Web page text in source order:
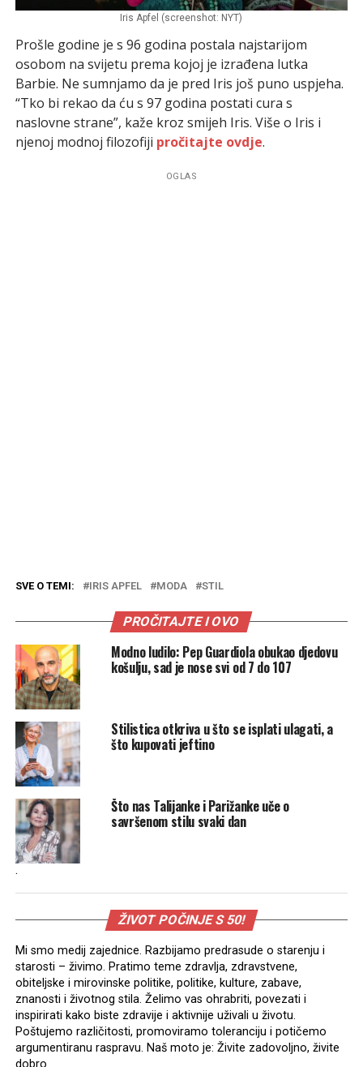
Iris Apfel (screenshot: NYT)
Prošle godine je s 96 godina postala najstarijom
osobom na svijetu prema kojoj je izrađena lutka
Barbie. Ne sumnjamo da je pred Iris još puno uspjeha.
“Tko bi rekao da ću s 97 godina postati cura s
naslovne strane”, kaže kroz smijeh Iris. Više o Iris i
njenoj modnoj filozofiji pročitajte ovdje.
OGLAS
SVE O TEMI: IRIS APFEL MODA STIL
PROČITAJTE I OVO
Modno ludilo: Pep Guardiola obukao djedovu
košulju, sad je nose svi od 7 do 107
Stilistica otkriva u što se isplati ulagati, a
što kupovati jeftino
Što nas Talijanke i Parižanke uče o
savršenom stilu svaki dan
.
ŽIVOT POČINJE S 50!
Mi smo medij zajednice. Razbijamo predrasude o starenju i
starosti – živimo. Pratimo teme zdravlja, zdravstvene,
obiteljske i mirovinske politike, politike, kulture, zabave,
znanosti i životnog stila. Želimo vas ohrabriti, povezati i
inspirirati kako biste zdravije i aktivnije uživali u životu.
Poštujemo različitosti, promoviramo toleranciju i potičemo
argumentiranu raspravu. Naš moto je: Živite zadovoljno, živite